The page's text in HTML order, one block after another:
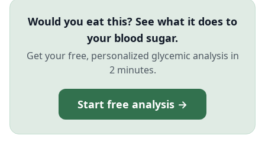
Would you eat this? See what it does to
your blood sugar.
Get your free, personalized glycemic analysis in
2 minutes.
Start free analysis →